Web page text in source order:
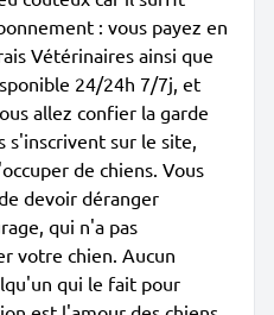
: vous payez en
Vétérinaires ainsi que
24/24h 7/7j, et
allez confier la garde
s'inscrivent sur le site,
de chiens. Vous
devoir déranger
qui n'a pas
votre chien. Aucun
qui le fait pour